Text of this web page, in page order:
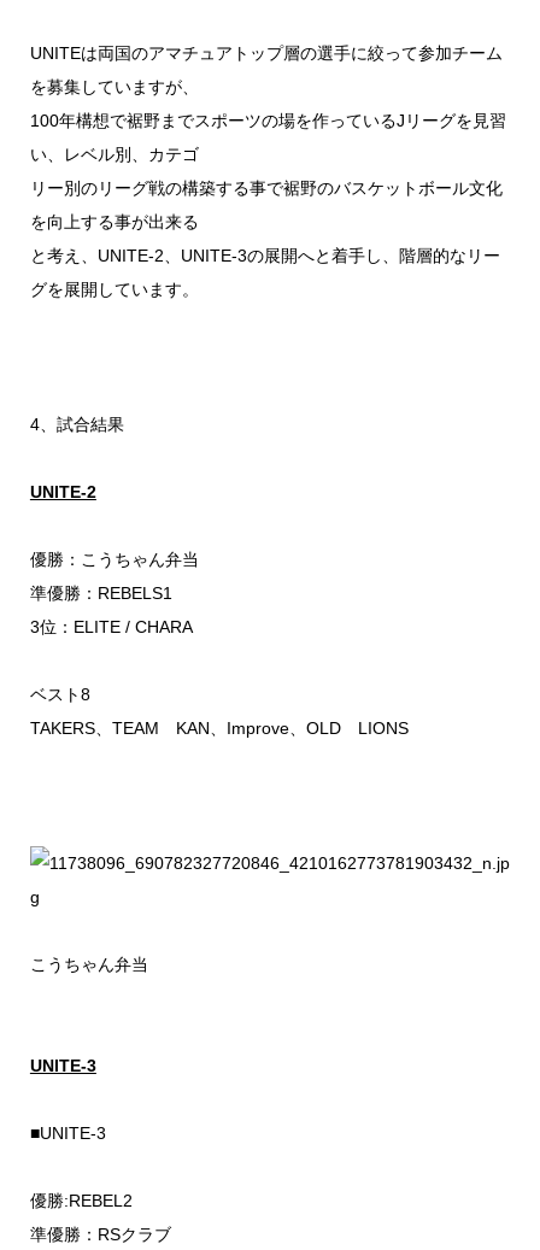
UNITEは両国のアマチュアトップ層の選手に絞って参加チーム
を募集していますが、
100年構想で裾野までスポーツの場を作っているJリーグを見習
い、レベル別、カテゴ
リー別のリーグ戦の構築する事で裾野のバスケットボール文化
を向上する事が出来る
と考え、UNITE-2、UNITE-3の展開へと着手し、階層的なリー
グを展開しています。
4、試合結果
UNITE-2
優勝：こうちゃん弁当
準優勝：REBELS1
3位：ELITE / CHARA
ベスト8
TAKERS、TEAM KAN、Improve、OLD LIONS
こうちゃん弁当
UNITE-3
■UNITE-3
優勝:REBEL2
準優勝：RSクラブ